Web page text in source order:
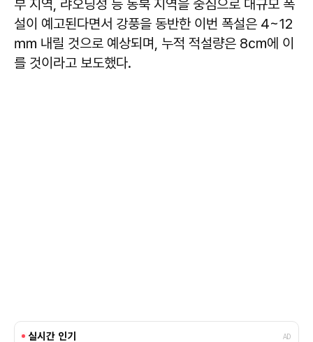
부 지역, 랴오닝성 등 동북 지역을 중심으로 대규모 폭
설이 예고된다면서 강풍을 동반한 이번 폭설은 4~12
㎜ 내릴 것으로 예상되며, 누적 적설량은 8㎝에 이
를 것이라고 보도했다.